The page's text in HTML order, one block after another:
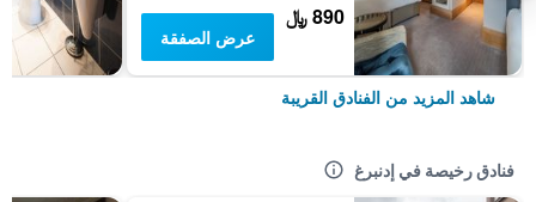
890 ﷼
عرض الصفقة
شاهد المزيد من الفنادق القريبة
فنادق رخيصة في إدنبرغ